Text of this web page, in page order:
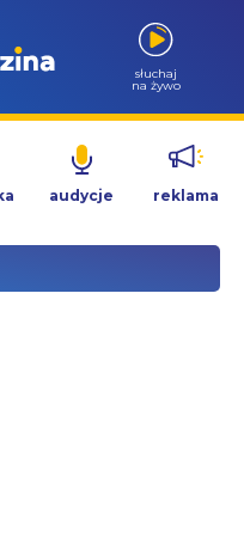
słuchaj
na żywo
audycje reklama